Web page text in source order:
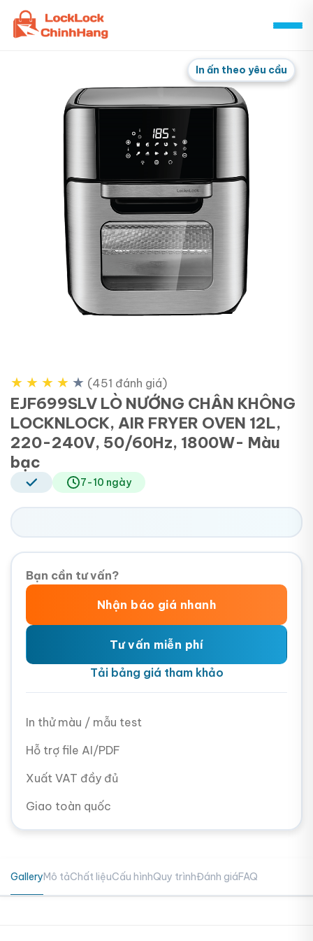
Skip
content
In ấn theo yêu cầu
★ ★ ★ ★ ★ (451 đánh giá)
EJF699SLV LÒ NƯỚNG CHÂN KHÔNG
LOCKNLOCK, AIR FRYER OVEN 12L,
220-240V, 50/60Hz, 1800W- Màu
bạc
7-10 ngày
Bạn cần tư vấn?
Nhận báo giá nhanh
Tư vấn miễn phí
Tải bảng giá tham khảo
In thử màu / mẫu test
Hỗ trợ file AI/PDF
Xuất VAT đầy đủ
Giao toàn quốc
GalleryMô tảChất liệuCấu hìnhQuy trìnhĐánh giáFAQ